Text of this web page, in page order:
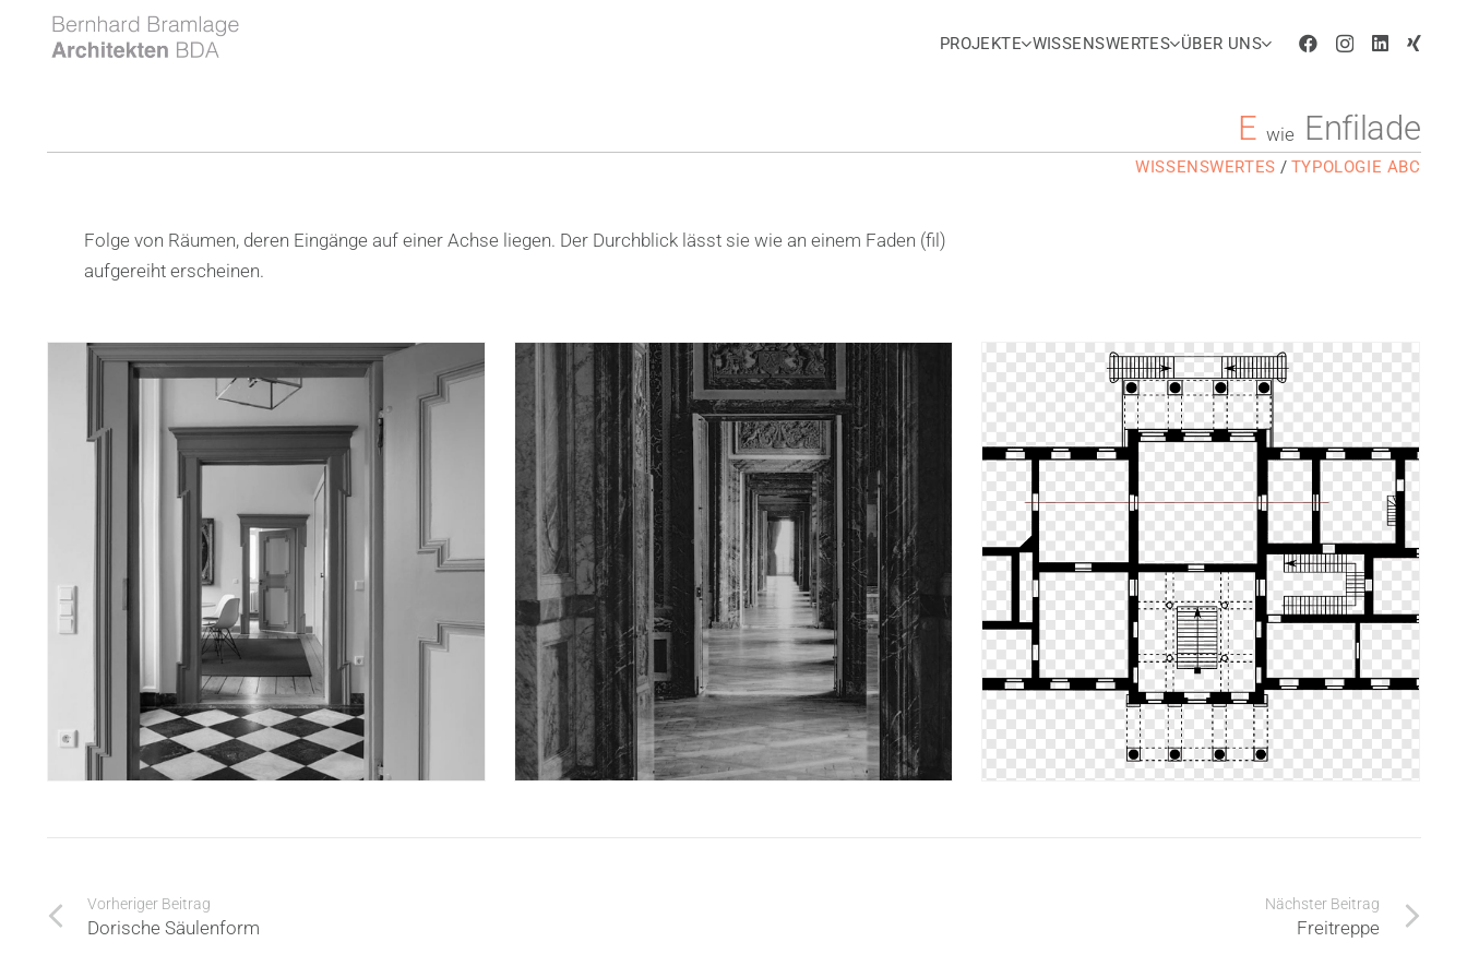
PROJEKTE WISSENSWERTES ÜBER UNS
E wie Enfilade
WISSENSWERTES / TYPOLOGIE ABC
Folge von Räumen, deren Eingänge auf einer Achse liegen. Der Durchblick lässt sie wie an einem Faden (fil)
aufgereiht erscheinen.
Vorheriger Beitrag
Dorische Säulenform
Nächster Beitrag
Freitreppe